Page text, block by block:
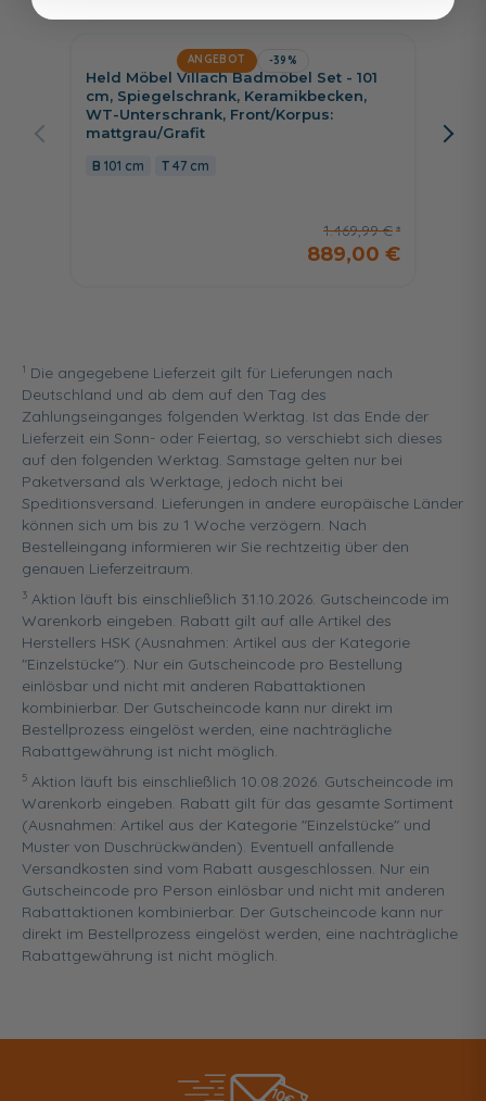
ANGEBOT -39%
Held Möbel Villach Badmöbel Set - 101
cm, Spiegelschrank, Keramikbecken,
WT-Unterschrank, Front/Korpus:
mattgrau/Grafit
101 cm 47 cm
1.469,99 €
889,00 €
1 Die angegebene Lieferzeit gilt für Lieferungen nach
Deutschland und ab dem auf den Tag des
Zahlungseinganges folgenden Werktag. Ist das Ende der
Lieferzeit ein Sonn- oder Feiertag, so verschiebt sich dieses
auf den folgenden Werktag. Samstage gelten nur bei
Paketversand als Werktage, jedoch nicht bei
Speditionsversand. Lieferungen in andere europäische Länder
können sich um bis zu 1 Woche verzögern. Nach
Bestelleingang informieren wir Sie rechtzeitig über den
genauen Lieferzeitraum.
3 Aktion läuft bis einschließlich 31.10.2026. Gutscheincode im
Warenkorb eingeben. Rabatt gilt auf alle Artikel des
Herstellers HSK (Ausnahmen: Artikel aus der Kategorie
"Einzelstücke"). Nur ein Gutscheincode pro Bestellung
einlösbar und nicht mit anderen Rabattaktionen
kombinierbar. Der Gutscheincode kann nur direkt im
Bestellprozess eingelöst werden, eine nachträgliche
Rabattgewährung ist nicht möglich.
5 Aktion läuft bis einschließlich 10.08.2026. Gutscheincode im
Warenkorb eingeben. Rabatt gilt für das gesamte Sortiment
(Ausnahmen: Artikel aus der Kategorie "Einzelstücke" und
Muster von Duschrückwänden). Eventuell anfallende
Versandkosten sind vom Rabatt ausgeschlossen. Nur ein
Gutscheincode pro Person einlösbar und nicht mit anderen
Rabattaktionen kombinierbar. Der Gutscheincode kann nur
direkt im Bestellprozess eingelöst werden, eine nachträgliche
Rabattgewährung ist nicht möglich.